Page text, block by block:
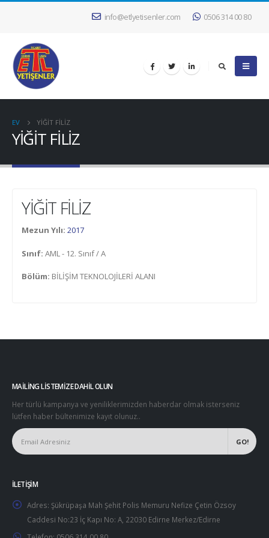
info@etlyetisenler.com 0506 314 00 80
EV YİĞİT FİLİZ
YİĞİT FİLİZ
YİĞİT FİLİZ
Mezun Yılı: 2017
Sınıf: AML - 12. Sınıf / A
Bölüm: BİLİŞİM TEKNOLOJİLERİ ALANI
MAILING LISTEMIZE DAHIL OLUN
Her türlü kampanya ve yeniliklerimizden haberdar olmak isterseniz
lütfen haber bültenimize kayıt olunuz..
İLETIŞIM
Adres: Şükrüpaşa Mah Şehit Polis Memuru Nefize Çetin Özsoy
Caddesi No:23 İç Kapı No: A, 22030 Edirne Merkez/Edirne